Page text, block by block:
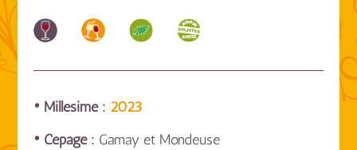
• Millésime : 2023
• Cépage : Gamay et Mondeuse